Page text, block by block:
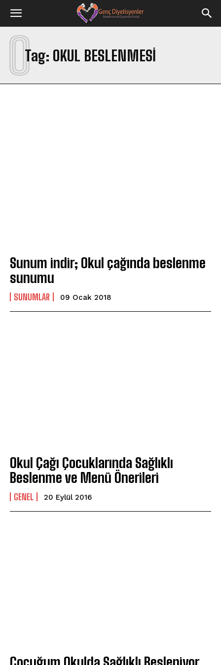
Tag: OKUL BESLENMESI
O
Sunum indir; Okul çağında beslenme
sunumu
SUNUMLAR 09 Ocak 2018
Okul Çağı Çocuklarında Sağlıklı
Beslenme ve Menü Önerileri
GENEL 20 Eylül 2016